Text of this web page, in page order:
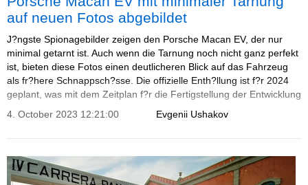
auf neuen Fotos abgebildet
J?ngste Spionagebilder zeigen den Porsche Macan EV, der nur
minimal getarnt ist. Auch wenn die Tarnung noch nicht ganz perfekt
ist, bieten diese Fotos einen deutlicheren Blick auf das Fahrzeug
als fr?here Schnappsch?sse. Die offizielle Enth?llung ist f?r 2024
geplant, was mit dem Zeitplan f?r die Fertigstellung der Entwicklung
Evgenii Ushakov
4. October 2023 12:21:00